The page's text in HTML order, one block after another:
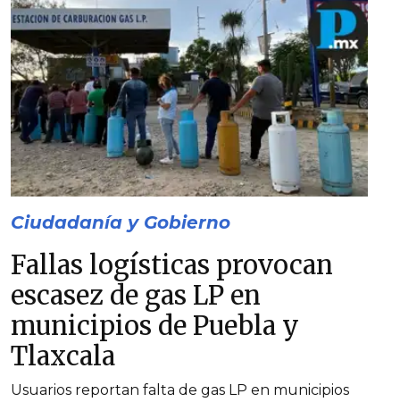
Ciudadanía y Gobierno
Fallas logísticas provocan
escasez de gas LP en
municipios de Puebla y
Tlaxcala
Usuarios reportan falta de gas LP en municipios